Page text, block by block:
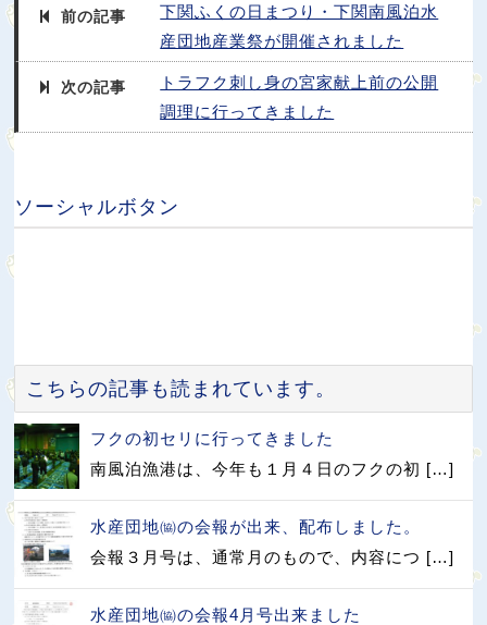
前の記事
下関ふくの日まつり・下関南風泊水
産団地産業祭が開催されました
次の記事
トラフク刺し身の宮家献上前の公開
調理に行ってきました
ソーシャルボタン
こちらの記事も読まれています。
フクの初セリに行ってきました
南風泊漁港は、今年も１月４日のフクの初 […]
水産団地㈿の会報が出来、配布しました。
会報３月号は、通常月のもので、内容につ […]
水産団地㈿の会報4月号出来ました